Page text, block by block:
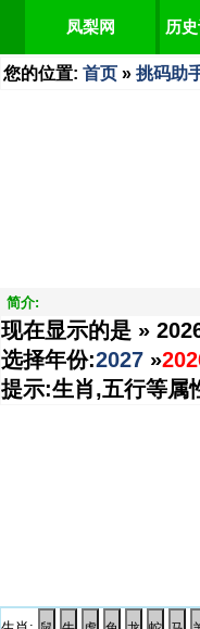
凤梨网 历
您的位置: 首页 » 挑码助
简介:
现在显示的是 »
选择年份:2027 »
提示:生肖,五行等属